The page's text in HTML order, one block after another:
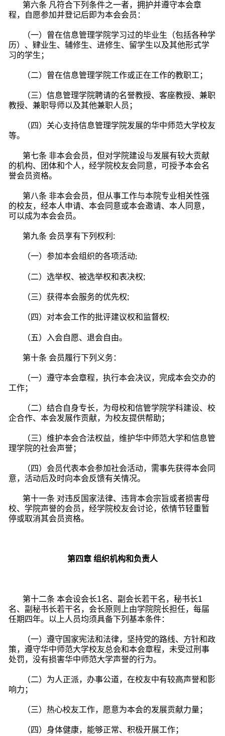
第六条 凡符合下列条件之一者，拥护并遵守本会章
程，自愿参加并登记后即为本会会员：
（一）曾在信息管理学院学习过的毕业生（包括各种学
历）、肄业生、辅修生、进修生、留学生以及其他形式学
习的学生；
（二）曾在信息管理学院工作或正在工作的教职工；
（三）信息管理学院聘请的名誉教授、客座教授、兼职
教授、兼职导师以及其他兼职人员；
（四） 关心支持信息管理学院发展的华中师范大学校友
等。
第七条 非本会会员，但对学院建设与发展有较大贡献
的机构、团体和个人，经学院校友会同意，可授予本会名
誉会员资格。
第八条 非本会会员，但从事工作与本院专业相关性强
的校友，经本人申请、本会同意或本会邀请、本人同意，
可以成为本会会员。
第九条 会员享有下列权利:
（一）参加本会组织的各项活动;
（二）选举权、被选举权和表决权;
（三）获得本会服务的优先权;
（四）对本会工作的批评建议权和监督权;
（五）入会自愿、退会自由。
第十条 会员履行下列义务：
（一）遵守本会章程，执行本会决议，完成本会交办的
工作；
（二）结合自身专长，为母校和信管学院学科建设、校
企合作、本会发展作贡献，为校友提供帮助；
（三）维护本会合法权益，维护华中师范大学和信息管
理学院的社会声誉；
（四）会员代表本会参加社会活动，需事先获得本会同
意，活动后及时向本会反馈有关情况。
第十一条 对违反国家法律、违背本会宗旨或者损害母
校、学院声誉的会员，经学院校友会讨论，依情节轻重暂
停或取消其会员资格。
第四章 组织机构和负责人
第十二条 本会设会长1名、副会长若干名，秘书长1
名、副秘书长若干名，会长原则上由学院院长担任，每届
任期四年。以上人员均须具备下列基本条件：
（一）遵守国家宪法和法律，坚持党的路线、方针和政
策，遵守华中师范大学校友总会和本会章程，未受过刑事
处罚，没有损害华中师范大学声誉的行为。
（二）为人正派，办事公道，在校友中有较高声誉和影
响力；
（三）热心校友工作，愿意为本会的发展贡献力量；
（四）身体健康，能够正常、积极开展工作；